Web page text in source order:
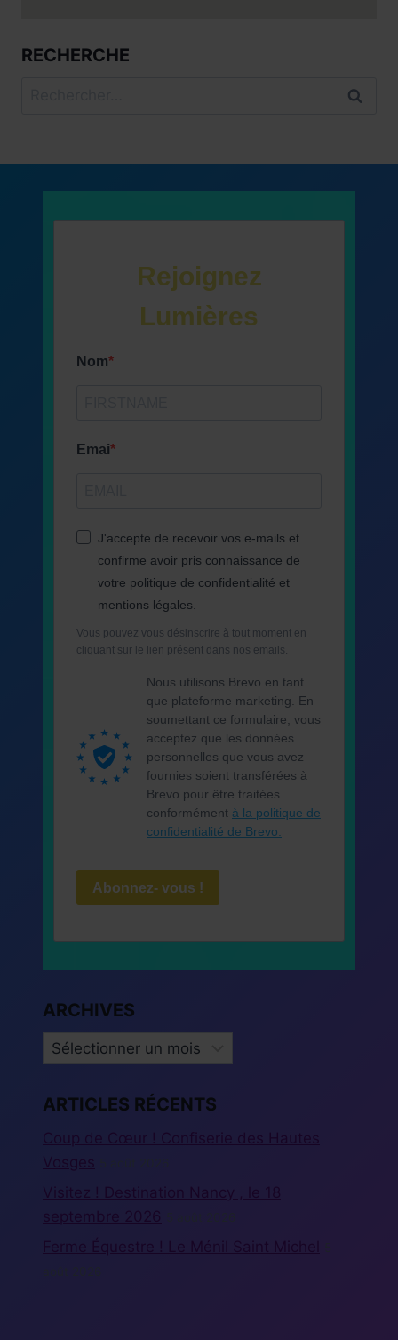
RECHERCHE
Rejoignez
Lumières
Nom
Emai
J'accepte de recevoir vos e-mails et
confirme avoir pris connaissance de
votre politique de confidentialité et
mentions légales.
Vous pouvez vous désinscrire à tout moment en
cliquant sur le lien présent dans nos emails.
Nous utilisons Brevo en tant
que plateforme marketing. En
soumettant ce formulaire, vous
acceptez que les données
personnelles que vous avez
fournies soient transférées à
Brevo pour être traitées
conformément à la politique de
confidentialité de Brevo.
Abonnez- vous !
ARCHIVES
ARCHIVES
ARTICLES RÉCENTS